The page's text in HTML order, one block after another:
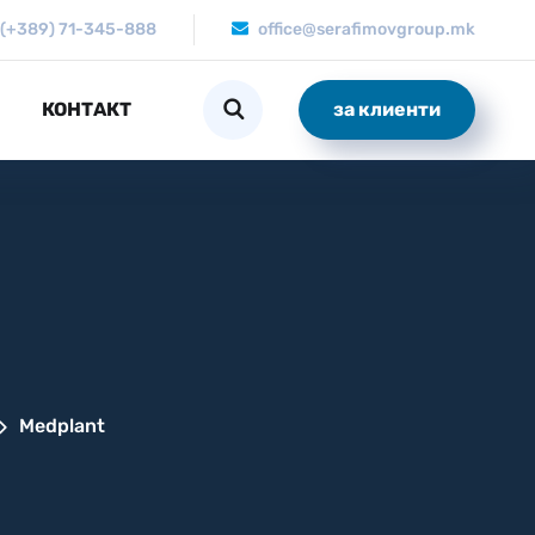
(+389) 71-345-888 office@serafimovgroup.mk
КОНТАКТ за клиенти
Medplant